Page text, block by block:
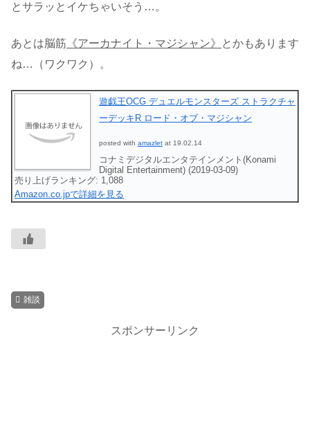
とサラッとイケちゃいそう…。
あとは脳筋 《アーカナイト・マジシャン》
とかもあります
ね…（ワクワク）。
遊戯王OCG デュエルモンスターズ ストラクチャ
ーデッキR ロード・オブ・マジシャン
posted with amazlet at 19.02.14
コナミデジタルエンタテインメント(Konami
Digital Entertainment) (2019-03-09)
売り上げランキング: 1,088
Amazon.co.jpで詳細を見る
雑談
スポンサーリンク